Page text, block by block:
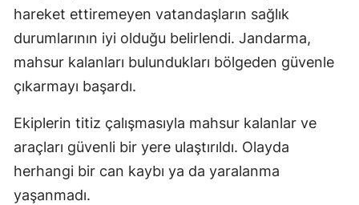
hareket ettiremeyen vatandaşların sağlık
durumlarının iyi olduğu belirlendi. Jandarma,
mahsur kalanları bulundukları bölgeden güvenle
çıkarmayı başardı.
Ekiplerin titiz çalışmasıyla mahsur kalanlar ve
araçları güvenli bir yere ulaştırıldı. Olayda
herhangi bir can kaybı ya da yaralanma
yaşanmadı.